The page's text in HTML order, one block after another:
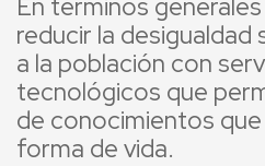
reducir la
a la población con
tecnológicos que
de conocimientos
forma de vida.